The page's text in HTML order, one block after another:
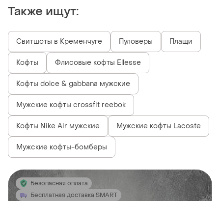
Также ищут:
Свитшоты в Кременчуге Пуловеры Плащи
Кофты Флисовые кофты Ellesse
Кофты dolce & gabbana мужские
Мужские кофты crossfit reebok
Кофты Nike Air мужские Мужские кофты Lacoste
Мужские кофты-бомберы
Безопасная оплата
Бесплатная доставка SMART